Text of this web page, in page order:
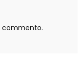
commento.